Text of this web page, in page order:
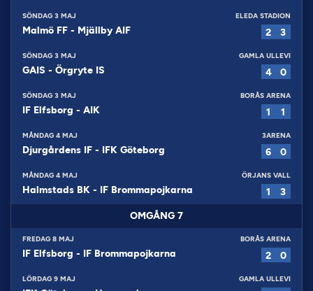
SÖNDAG 3 MAJ ELEDA STADION
Malmö FF - Mjällby AIF 2 3
SÖNDAG 3 MAJ GAMLA ULLEVI
GAIS - Örgryte IS 4 0
SÖNDAG 3 MAJ BORÅS ARENA
IF Elfsborg - AIK 1 1
MÅNDAG 4 MAJ 3ARENA
Djurgårdens IF - IFK Göteborg 6 0
MÅNDAG 4 MAJ ÖRJANS VALL
Halmstads BK - IF Brommapojkarna 1 3
OMGÅNG 7
FREDAG 8 MAJ BORÅS ARENA
IF Elfsborg - IF Brommapojkarna 2 0
LÖRDAG 9 MAJ GAMLA ULLEVI